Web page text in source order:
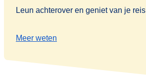
Leun achterover en geniet van je reis
Meer weten